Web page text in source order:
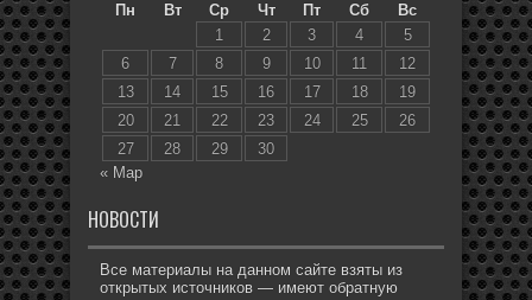
Пн
Вт Ср Чт Пт Сб
Вс
1
2 3 4
5
6
7 8 9 10 11
12
13
14 15 16 17 18
19
20
21 22 23 24 25
26
27
28 29
30
« Мар
НОВОСТИ
Все материалы на данном сайте взяты из
открытых источников — имеют обратную